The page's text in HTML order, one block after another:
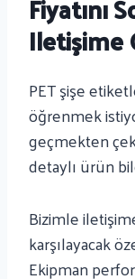
Iletişime
PET şişe
öğrenmek
geçmekten
detaylı ürün
Bizimle
karşılayacak
Ekipman